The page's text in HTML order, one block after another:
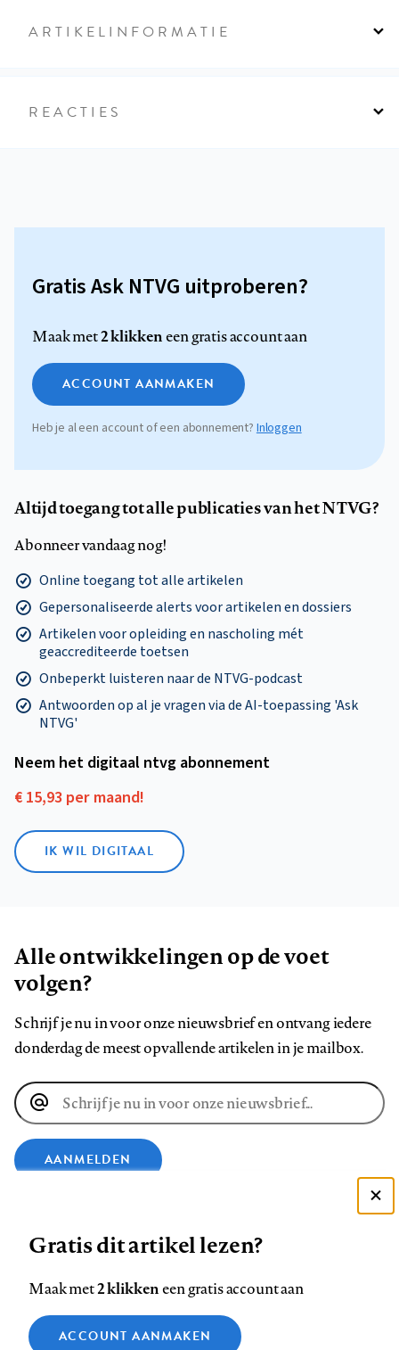
ARTIKELINFORMATIE
REACTIES
Gratis Ask NTVG uitproberen?
Maak met2 klikkeneen gratis account aan
ACCOUNT AANMAKEN
Heb je al een account of een abonnement?Inloggen
Altijd toegang tot alle publicaties van het NTVG?
Abonneer vandaag nog!
Online toegang tot alle artikelen
Gepersonaliseerde alerts voor artikelen en dossiers
Artikelen voor opleiding en nascholing mét
geaccrediteerde toetsen
Onbeperkt luisteren naar de NTVG-podcast
Antwoorden op al je vragen via de AI-toepassing 'Ask
NTVG'
Neem het digitaal ntvg abonnement
€ 15,93 per maand!
IK WIL DIGITAAL
Alle ontwikkelingen op de voet
volgen?
Schrijf je nu in voor onze nieuwsbrief en ontvang iedere
donderdag de meest opvallende artikelen in je mailbox.
E-
mailadres
AANMELDEN
op
op
op
ons
op
Contact Colofon Disclaimer Privacy
Zie onze cookie policy
Gratis dit artikel lezen?
Maak met2 klikkeneen gratis account aan
ACCOUNT AANMAKEN